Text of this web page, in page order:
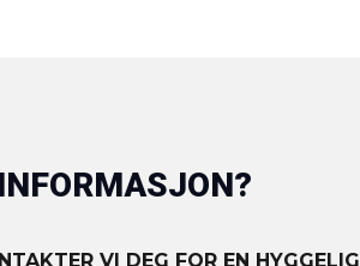
VI DEG FOR EN HYGGELIG